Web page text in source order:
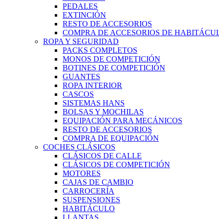
PEDALES
EXTINCIÓN
RESTO DE ACCESORIOS
COMPRA DE ACCESORIOS DE
ROPA Y SEGURIDAD
PACKS COMPLETOS
MONOS DE COMPETICIÓN
BOTINES DE COMPETICIÓN
GUANTES
ROPA INTERIOR
CASCOS
SISTEMAS HANS
BOLSAS Y MOCHILAS
EQUIPACIÓN PARA MECÁNICOS
RESTO DE ACCESORIOS
COMPRA DE EQUIPACIÓN
COCHES CLÁSICOS
CLÁSICOS DE CALLE
CLÁSICOS DE COMPETICIÓN
MOTORES
CAJAS DE CAMBIO
CARROCERÍA
SUSPENSIONES
HABITÁCULO
LLANTAS